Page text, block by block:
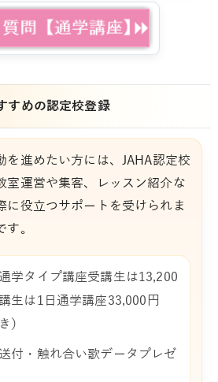
すめの認定校登録
を進めたい方には、JAHA認定校
室運営や集客、レッスン紹介な
に役立つサポートを受けられま
。
学タイプ講座受講生は13,200
生は1日通学講座33,000円
）
付・触れ合い歌データプレゼ